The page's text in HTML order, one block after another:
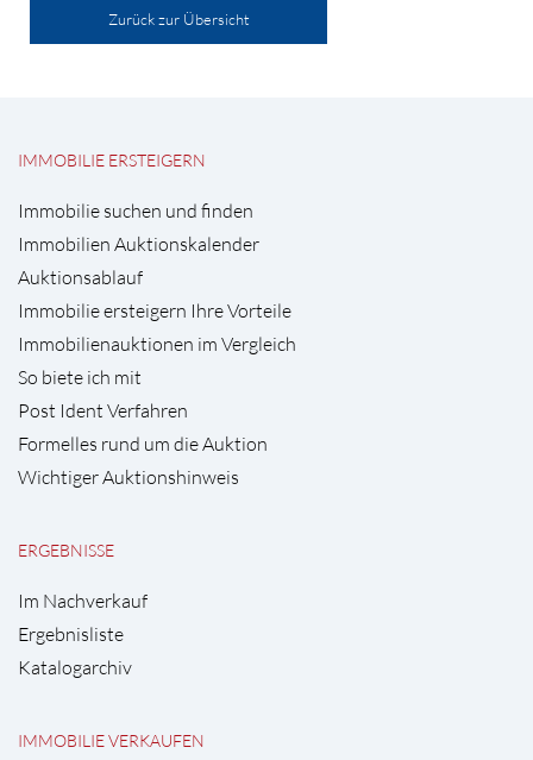
Zurück zur Übersicht
IMMOBILIE ERSTEIGERN
Immobilie suchen und finden
Immobilien Auktionskalender
Auktionsablauf
Immobilie ersteigern Ihre Vorteile
Immobilienauktionen im Vergleich
So biete ich mit
Post Ident Verfahren
Formelles rund um die Auktion
Wichtiger Auktionshinweis
ERGEBNISSE
Im Nachverkauf
Ergebnisliste
Katalogarchiv
IMMOBILIE VERKAUFEN